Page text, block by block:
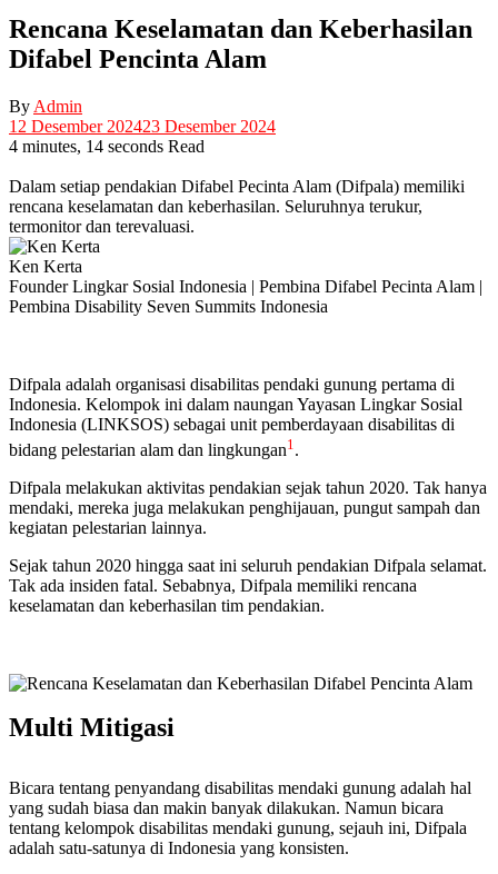
Rencana Keselamatan dan Keberhasilan
Difabel Pencinta Alam
By Admin
12 Desember 202423 Desember 2024
4 minutes, 14 seconds Read
Dalam setiap pendakian Difabel Pecinta Alam (Difpala) memiliki
rencana keselamatan dan keberhasilan. Seluruhnya terukur,
termonitor dan terevaluasi.
Ken Kerta
Founder Lingkar Sosial Indonesia | Pembina Difabel Pecinta Alam |
Pembina Disability Seven Summits Indonesia
Difpala adalah organisasi disabilitas pendaki gunung pertama di
Indonesia. Kelompok ini dalam naungan Yayasan Lingkar Sosial
Indonesia (LINKSOS) sebagai unit pemberdayaan disabilitas di
bidang pelestarian alam dan lingkungan1 .
Difpala melakukan aktivitas pendakian sejak tahun 2020. Tak hanya
mendaki, mereka juga melakukan penghijauan, pungut sampah dan
kegiatan pelestarian lainnya.
Sejak tahun 2020 hingga saat ini seluruh pendakian Difpala selamat.
Tak ada insiden fatal. Sebabnya, Difpala memiliki rencana
keselamatan dan keberhasilan tim pendakian.
Multi Mitigasi
Bicara tentang penyandang disabilitas mendaki gunung adalah hal
yang sudah biasa dan makin banyak dilakukan. Namun bicara
tentang kelompok disabilitas mendaki gunung, sejauh ini, Difpala
adalah satu-satunya di Indonesia yang konsisten.